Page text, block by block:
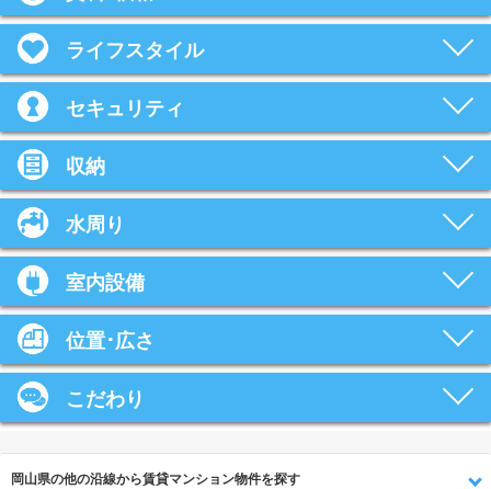
ライフスタイル
セキュリティ
収納
水周り
室内設備
位置･広さ
こだわり
岡山県の他の沿線から賃貸マンション物件を探す